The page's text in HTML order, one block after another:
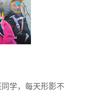
学，每天形影不